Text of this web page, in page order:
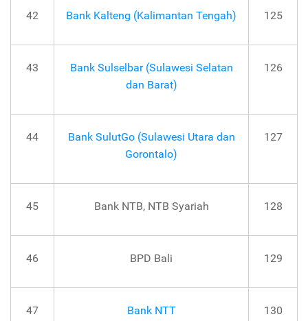
42 Bank Kalteng (Kalimantan Tengah) 125
43
Bank Sulselbar (Sulawesi Selatan
dan Barat)
126
44
Bank SulutGo (Sulawesi Utara dan
Gorontalo)
127
45 Bank NTB, NTB Syariah 128
46 BPD Bali 129
47 Bank NTT 130